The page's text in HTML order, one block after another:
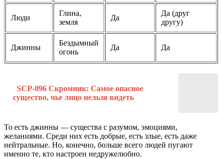
Люди
Глина,
земля
Да
Да (друг
другу)
Джинны
Бездымный
огонь
Да Да
SCP-096 Скромник: Самое опасное
существо, чье лицо нельзя видеть
То есть джинны — существа с разумом, эмоциями,
желаниями. Среди них есть добрые, есть злые, есть даже
нейтральные. Но, конечно, больше всего людей пугают
именно те, кто настроен недружелюбно.